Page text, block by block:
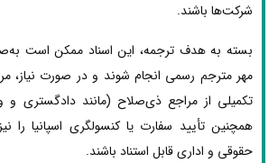
شرکت‌ها باشند.
بسته به هدف ترجمه، این اسناد ممکن است
مهر مترجم رسمی انجام شوند و در صورت نیاز،
تکمیلی از مراجع ذی‌صلاح (مانند دادگستری و
همچنین تأیید سفارت یا کنسولگری اسپانیا را
حقوقی و اداری قابل استناد باشند.